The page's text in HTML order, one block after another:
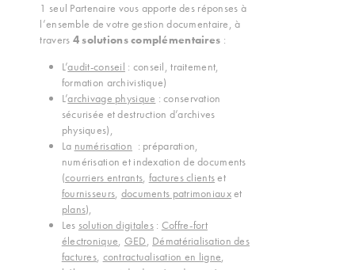
1 seul Partenaire vous apporte des réponses à
l’ensemble de votre gestion documentaire, à
travers 4 solutions complémentaires :
L’audit-conseil : conseil, traitement,
formation archivistique)
L’archivage physique : conservation
sécurisée et destruction d’archives
physiques),
La numérisation : préparation,
numérisation et indexation de documents
(courriers entrants, factures clientset
fournisseurs, documents patrimoniauxet
plans),
Les solution digitales: Coffre-fort
électronique, GED, Dématérialisation des
factures, contractualisation en ligne,